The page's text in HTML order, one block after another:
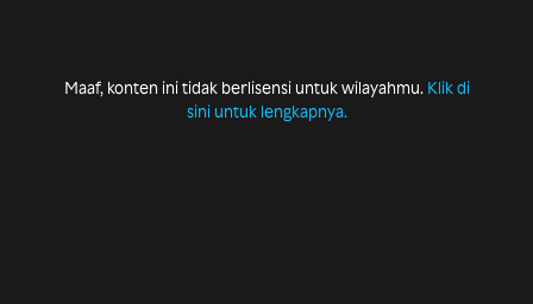
Maaf, konten ini tidak berlisensi untuk wilayahmu. Klik di
sini untuk lengkapnya.